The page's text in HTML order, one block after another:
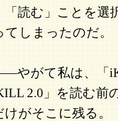
「読む」ことを選
てしまったのだ。
がて私は、「
2.0」を読む前
けがそこに残る。